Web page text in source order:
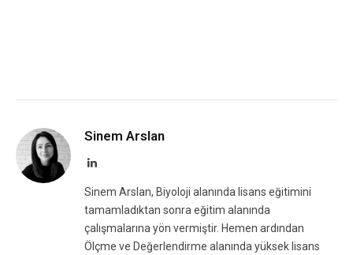
Sinem Arslan
LinkedIn
Sinem Arslan, Biyoloji alanında lisans eğitimini
tamamladıktan sonra eğitim alanında
çalışmalarına yön vermiştir. Hemen ardından
Ölçme ve Değerlendirme alanında yüksek lisans